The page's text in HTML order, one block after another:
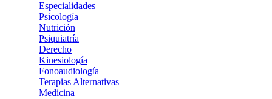
Especialidades
Psicología
Nutrición
Psiquiatría
Derecho
Kinesiología
Fonoaudiología
Terapias Alternativas
Medicina